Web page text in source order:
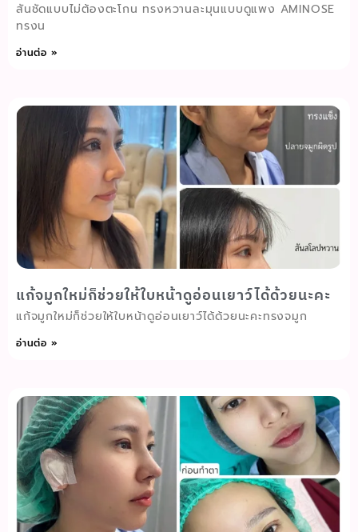
สันชัดแบบไม่ต้องตะโกน ทรงหวานละมุนแบบดูแพง AMINOSE
ทรงน
อ่านต่อ »
แก้จมูกใหม่ก็ช่วยให้ใบหน้าดูอ่อนเยาว์ได้ด้วยนะคะ
แก้จมูกใหม่ก็ช่วยให้ใบหน้าดูอ่อนเยาว์ได้ด้วยนะคะทรงจมูก
อ่านต่อ »